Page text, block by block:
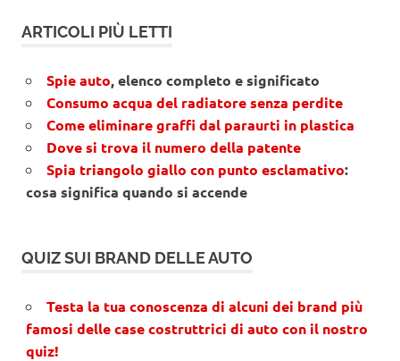
ARTICOLI PIÙ LETTI
Spie auto, elenco completo e significato
Consumo acqua del radiatore senza perdite
Come eliminare graffi dal paraurti in plastica
Dove si trova il numero della patente
Spia triangolo giallo con punto esclamativo:
cosa significa quando si accende
QUIZ SUI BRAND DELLE AUTO
Testa la tua conoscenza di alcuni dei brand più
famosi delle case costruttrici di auto con il nostro
quiz!